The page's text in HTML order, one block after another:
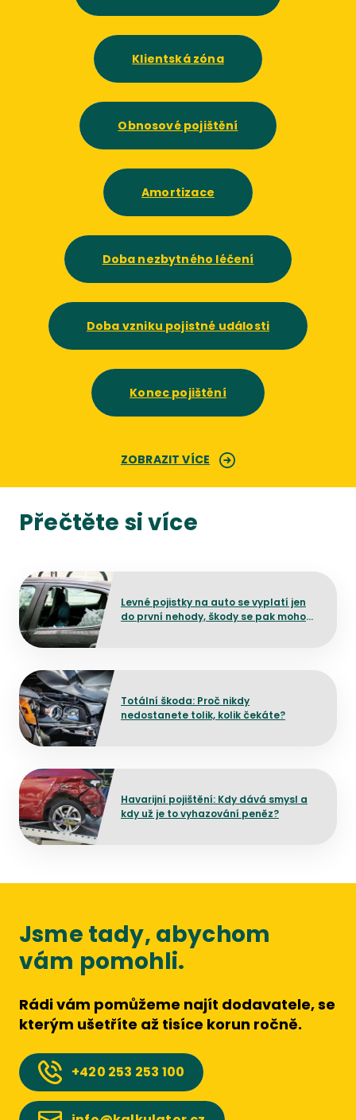
Klientská zóna
Obnosové pojištění
Amortizace
Doba nezbytného léčení
Doba vzniku pojistné události
Konec pojištění
ZOBRAZIT VÍCE
Přečtěte si více
Levné pojistky na auto se vyplatí jen
do první nehody, škody se pak mohou
Přejít na detail článku
Totální škoda: Proč nikdy
nedostanete tolik, kolik čekáte?
Přejít na detail článku
Havarijní pojištění: Kdy dává smysl a
kdy už je to vyhazování peněz?
Přejít na detail článku
Jsme tady, abychom
vám pomohli.
Rádi vám pomůžeme najít dodavatele, se
kterým ušetříte až tisíce korun ročně.
+420 253 253 100